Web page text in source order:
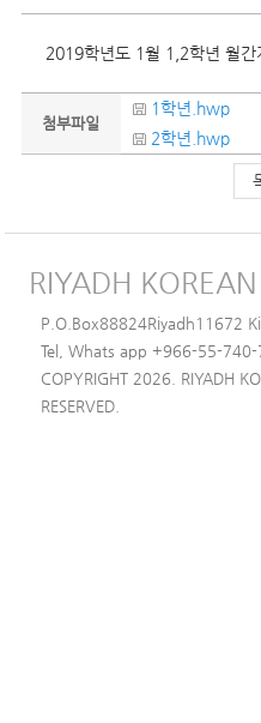
2019학년도 1월 1,2학년 월간
첨부파일
1학년.hwp
2학년.hwp
RIYADH KOREAN
P.O.Box88824Riyadh11672
Tel, Whats app +966-55-740-
COPYRIGHT 2026. RIYADH
RESERVED.